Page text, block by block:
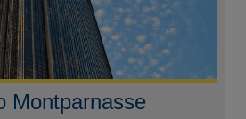
Montparnasse